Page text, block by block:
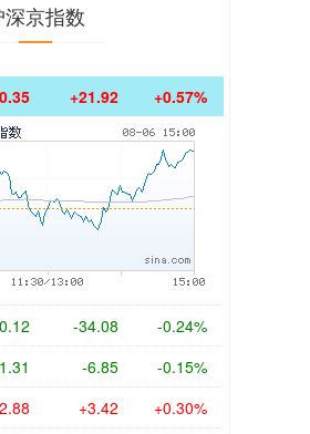
深京指数
+21.92 +0.57%
-34.08 -0.24%
-6.85 -0.15%
+3.42 +0.30%